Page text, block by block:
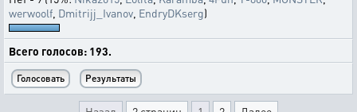
werwoolf Dmitrijj_Ivanov EndryDKserg)
Всего голосов: 193.